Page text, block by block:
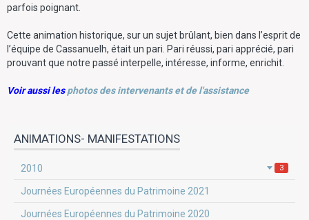
parfois poignant.
Cette animation historique, sur un sujet brûlant, bien dans l’esprit de
l’équipe de Cassanuelh, était un pari. Pari réussi, pari apprécié, pari
prouvant que notre passé interpelle, intéresse, informe, enrichit.
Voir aussi lesphotos des intervenants et de l'assistance
ANIMATIONS- MANIFESTATIONS
2010 3
Journées Européennes du Patrimoine 2021
Journées Européennes du Patrimoine 2020